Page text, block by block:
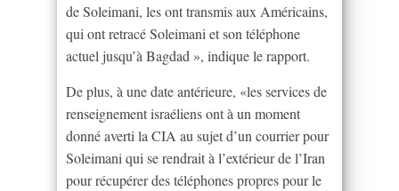
de Soleimani, les ont transmis aux Américains,
qui ont retracé Soleimani et son téléphone
actuel jusqu’à Bagdad », indique le rapport.
De plus, à une date antérieure, «les services de
renseignement israéliens ont à un moment
donné averti la CIA au sujet d’un courrier pour
Soleimani qui se rendrait à l’extérieur de l’Iran
pour récupérer des téléphones propres pour le